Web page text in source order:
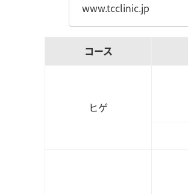
www.tcclinic.jp
コース
ヒゲ